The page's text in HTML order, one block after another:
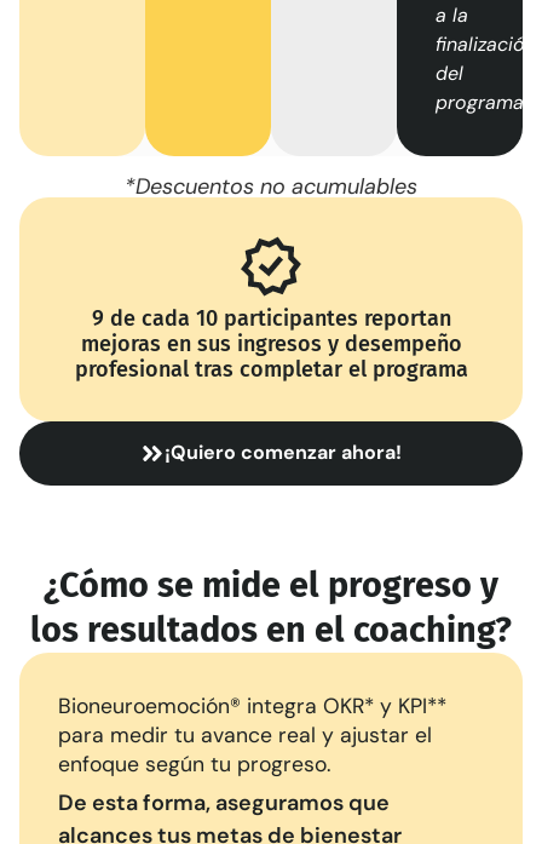
a la
finalización
del
programa
*Descuentos no acumulables
9 de cada 10 participantes reportan
mejoras en sus ingresos y desempeño
profesional tras completar el programa
¡Quiero comenzar ahora!
¿Cómo se mide el progreso y
los resultados en el coaching?
Bioneuroemoción® integra OKR* y KPI**
para medir tu avance real y ajustar el
enfoque según tu progreso.
De esta forma, aseguramos que
alcances tus metas de bienestar